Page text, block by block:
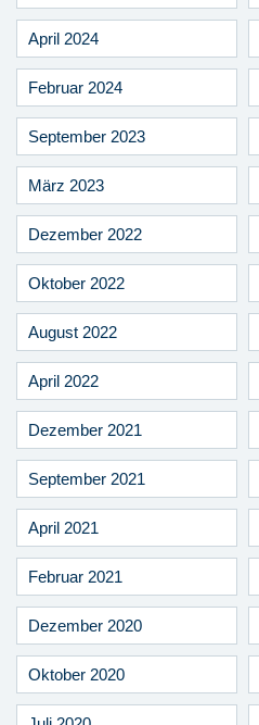
April 2024
Februar 2024
September 2023
März 2023
Dezember 2022
Oktober 2022
August 2022
April 2022
Dezember 2021
September 2021
April 2021
Februar 2021
Dezember 2020
Oktober 2020